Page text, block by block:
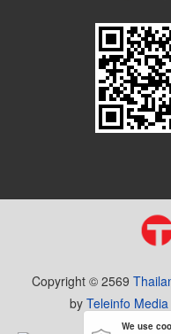
Copyright © 2569
by Teleinfo
We use